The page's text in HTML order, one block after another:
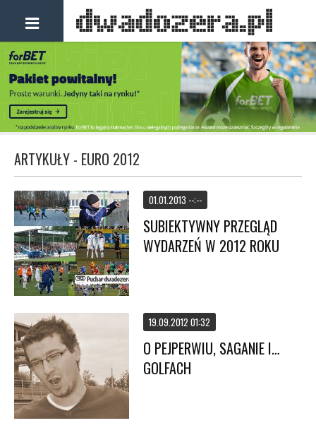
ARTYKUŁY - EURO 2012
01.01.2013 --:--
SUBIEKTYWNY PRZEGLĄD
WYDARZEŃ W 2012 ROKU
19.09.2012 01:32
O PEJPERWIU, SAGANIE I…
GOLFACH